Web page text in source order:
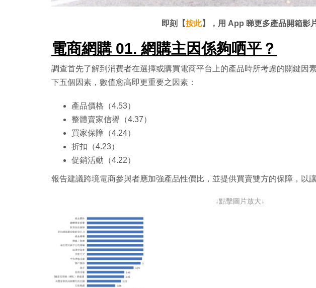
即刻【按此】，用 App 睇更多產品開箱影
電商網購 01. 網購主因係夠哂平？
調查首先了解到消費者在選擇或購買電商平台上的產品時所考慮的關鍵因
下五個因素，數值愈高即更重要之因素：
產品價格（4.53）
整體賣家信譽（4.37）
買家保障（4.24）
折扣（4.23）
促銷活動（4.22）
報告建議跨境電商參與者應加強產品性價比，並提供買賣雙方的保障，以
↓點擊圖片放大↓